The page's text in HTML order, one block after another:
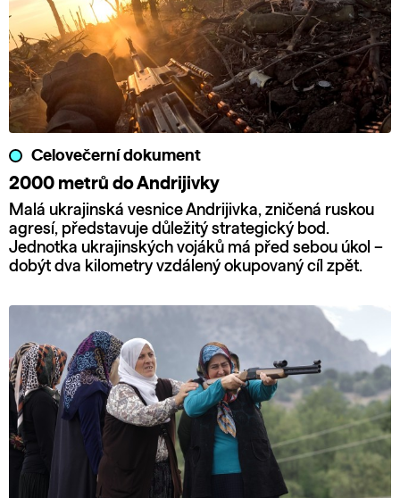
Celovečerní dokument
2000 metrů do Andrijivky
Malá ukrajinská vesnice Andrijivka, zničená ruskou
agresí, představuje důležitý strategický bod.
Jednotka ukrajinských vojáků má před sebou úkol –
dobýt dva kilometry vzdálený okupovaný cíl zpět.